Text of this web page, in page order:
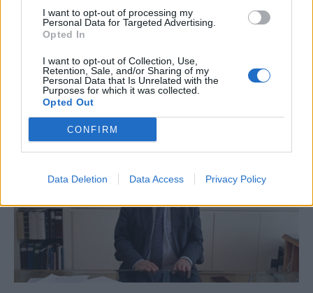
I want to opt-out of processing my
Personal Data for Targeted Advertising.
Opted In
I want to opt-out of Collection, Use,
Retention, Sale, and/or Sharing of my
Personal Data that Is Unrelated with the
Purposes for which it was collected.
Opted Out
CONFIRM
Data Deletion Data Access Privacy Policy
(ΒΙΝΤΕΟ) Η ώρα των διλημμάτων έχει τελειώσει: «Το
εκλογικό ποσοστό του Αν. Σαμαρά θα είναι έκπληξη
για όλους»